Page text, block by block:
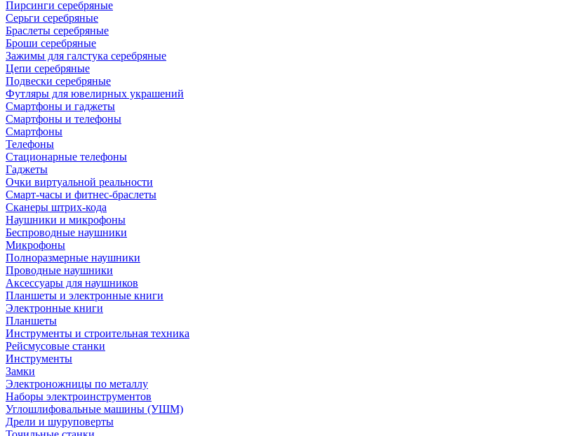
Пирсинги серебряные
Серьги серебряные
Браслеты серебряные
Броши серебряные
Зажимы для галстука серебряные
Цепи серебряные
Подвески серебряные
Футляры для ювелирных украшений
Смартфоны и гаджеты
Смартфоны и телефоны
Смартфоны
Телефоны
Стационарные телефоны
Гаджеты
Очки виртуальной реальности
Смарт-часы и фитнес-браслеты
Сканеры штрих-кода
Наушники и микрофоны
Беспроводные наушники
Микрофоны
Полноразмерные наушники
Проводные наушники
Аксессуары для наушников
Планшеты и электронные книги
Электронные книги
Планшеты
Инструменты и строительная техника
Рейсмусовые станки
Инструменты
Замки
Электроножницы по металлу
Наборы электроинструментов
Углошлифовальные машины (УШМ)
Дрели и шуруповерты